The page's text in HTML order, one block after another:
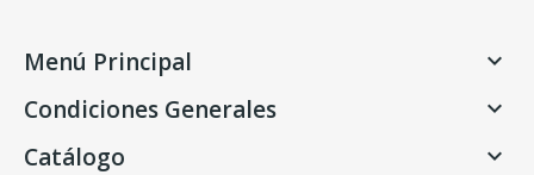
Menú Principal 
Condiciones Generales 
Catálogo 